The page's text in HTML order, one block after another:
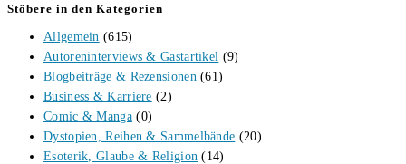
Stöbere in den Kategorien
Allgemein (615)
Autoreninterviews & Gastartikel (9)
Blogbeiträge & Rezensionen (61)
Business & Karriere (2)
Comic & Manga (0)
Dystopien, Reihen & Sammelbände (20)
Esoterik, Glaube & Religion (14)